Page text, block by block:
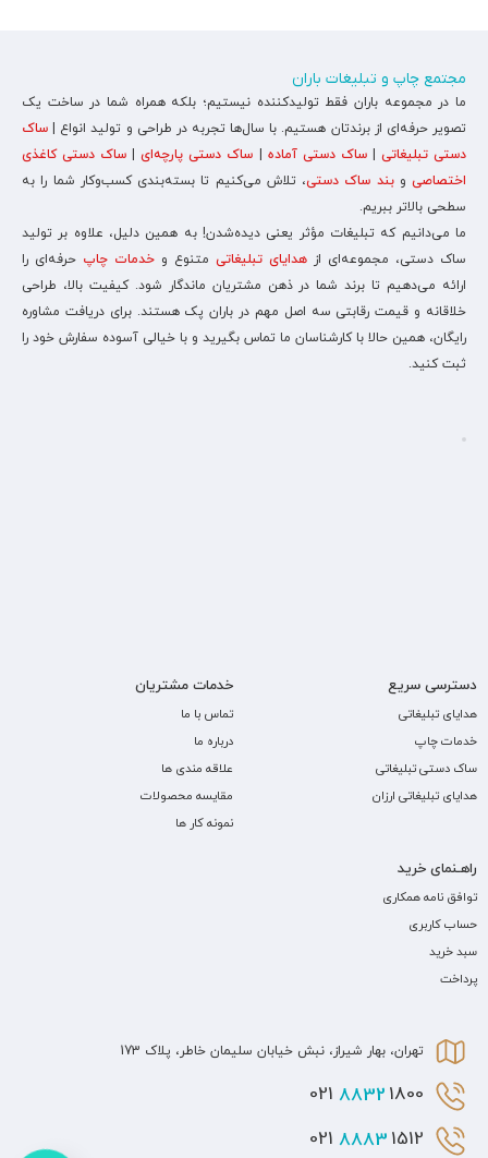
مجتمع چاپ و تبلیغات باران
ما در مجموعه باران فقط تولیدکننده نیستیم؛ بلکه همراه شما در ساخت یک
تصویر حرفه‌ای از برندتان هستیم. با سال‌ها تجربه در طراحی و تولید انواع | ساک
دستی تبلیغاتی |ساک دستی آماده ساک دستی پارچه‌ای| ساک دستی کاغذی
اختصاصی وبند ساک دستی، تلاش می‌کنیم تا بسته‌بندی کسب‌وکار شما را به
سطحی بالاتر ببریم.
ما می‌دانیم که تبلیغات مؤثر یعنی دیده‌شدن! به همین دلیل، علاوه بر تولید
ساک دستی، مجموعه‌ای از هدایای تبلیغاتی متنوع و خدمات چاپ حرفه‌ای را
ارائه می‌دهیم تا برند شما در ذهن مشتریان ماندگار شود. کیفیت بالا، طراحی
خلاقانه و قیمت رقابتی سه اصل مهم در باران پک هستند. برای دریافت مشاوره
رایگان، همین حالا با کارشناسان ما تماس بگیرید و با خیالی آسوده سفارش خود را
ثبت کنید.
دسترسی سریع
هدایای تبلیغاتی
خدمات چاپ
ساک دستی تبلیغاتی
هدایای تبلیغاتی ارزان
خدمات مشتریان
تماس با ما
درباره ما
علاقه مندی ها
مقایسه محصولات
نمونه کار ها
راهـنمای خرید
توافق نامه همکاری
حساب کاربری
سبد خرید
پرداخت
تهران، بهار شیراز، نبش خیابان سلیمان خاطر، پلاک 173
8832 1800 021
8883 1512 021